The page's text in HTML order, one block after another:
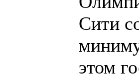
Сити
этом